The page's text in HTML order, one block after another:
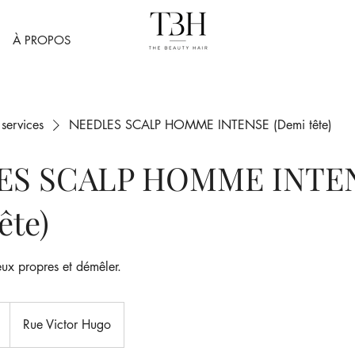
À PROPOS
NEEDLES SCALP HOMME INTENSE (Demi tête)
SCALP HOMME
propres et démêler.
Rue Victor Hugo